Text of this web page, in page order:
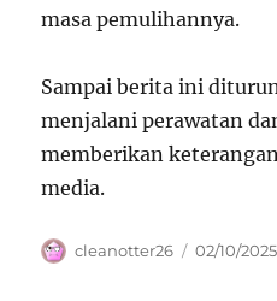
masa pemulihannya.
Sampai berita ini
menjalani perawatan
memberikan
media.
Author
cleanotter26
Posted
02/10/2025